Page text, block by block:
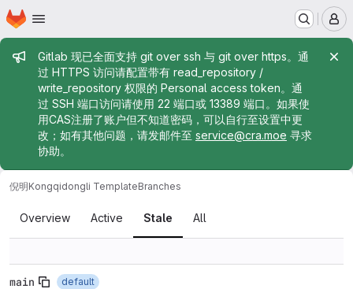
Skip to main content
Homepage
Admin message
Gitlab 现已全面支持 git over ssh 与 git over https。通
过 HTTPS 访问请配置带有 read_repository /
write_repository 权限的 Personal access token。通
过 SSH 端口访问请使用 22 端口或 13389 端口。如果使
用CAS注册了账户但不知道密码，可以自行至设置中更
改；如有其他问题，请发邮件至 service@cra.moe 寻求
协助。
倪明Kongqidongli TemplateBranches
Branches
Overview Active Stale All
main
default